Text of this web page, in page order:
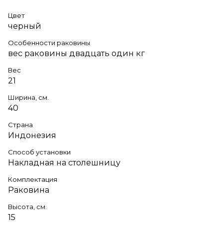
Цвет
черный
Особенности раковины
вес раковины двадцать один кг
Вес
21
Ширина, см.
40
Страна
Индонезия
Способ установки
Накладная на столешницу
Комплектация
Раковина
Высота, см.
15